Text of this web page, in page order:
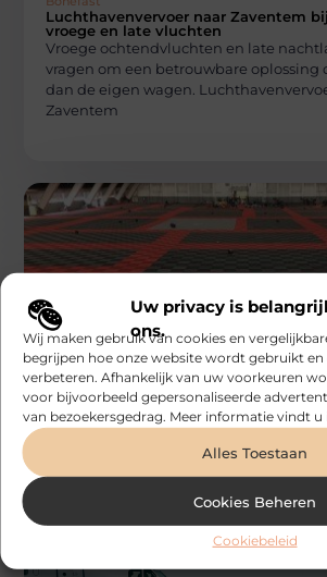
Uw privacy is
ons.
Wij maken gebruik van cookies en
begrijpen hoe onze website wordt gebruikt
verbeteren. Afhankelijk van uw voorkeuren
voor bijvoorbeeld gepersonaliseerde
van bezoekersgedrag. Meer informatie vindt u
Alles Toestaan
Cookies Beheren
Cookiebeleid
Luchthavenvervoer naar Zaventem bij
vroege en late vluchten
Vroege ochtendvluchten en late
vragen om een betrouwbare oplossing
dan de eigen wagen.
Zaventem
Bonefast
Evenementenvloer huren: kleur en
beleving hand in hand
Een evenementenvloer huren is meer
praktische keuze. De kleur en stijl van